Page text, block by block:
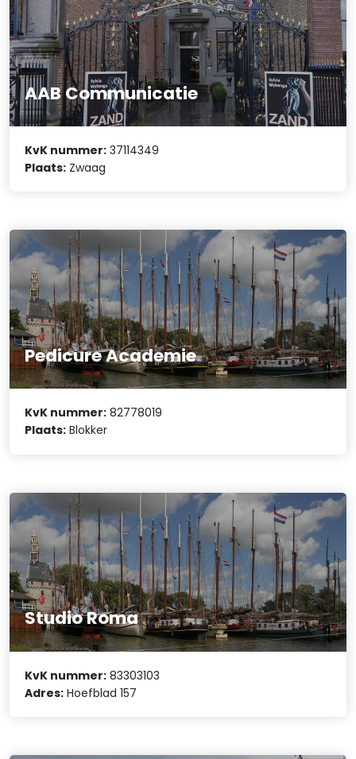
AAB Communicatie
KvK nummer: 37114349
Plaats: Zwaag
Pedicure Academie
KvK nummer: 82778019
Plaats: Blokker
Studio Roma
KvK nummer: 83303103
Adres: Hoefblad 157